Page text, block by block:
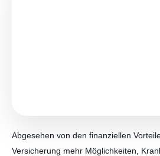
Abgesehen von den finanziellen
Versicherung mehr Möglichkeiten,